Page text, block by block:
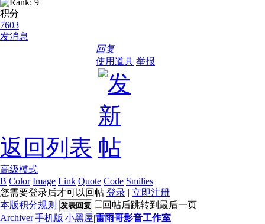
积分
7603
发消息
回复
使用道具 举报
返回列表
高级模式
B Color Image Link Quote Code Smilies
您需要登录后才可以回帖 登录 | 立即注册
本版积分规则
发表回复
回帖后跳转到最后一页
Archiver|手机版|小黑屋|雷雨哥影音工作室